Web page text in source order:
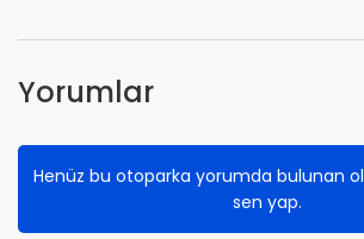
Yorumlar
Henüz bu otoparka yorumda bulunan
sen yap.